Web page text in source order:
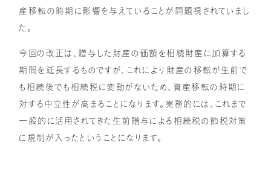
産移転の時期に影響を与えていることが問題視されていまし
た。
今回の改正は、贈与した財産の価額を相続財産に加算する
期間を延長するものですが、これにより財産の移転が生前で
も相続後でも相続税に変動がないため、資産移転の時期に
対する中立性が高まることになります。実務的には、これまで
一般的に活用されてきた生前贈与による相続税の節税対策
に規制が入ったということになります。